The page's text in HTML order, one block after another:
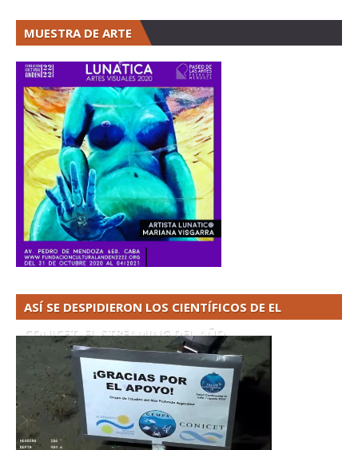
MUESTRA DE ARTE
ASÍ SE DESPIDIERON LOS CIENTÍFICOS DE EL
CONICET. EL STREAMING DEL AÑO